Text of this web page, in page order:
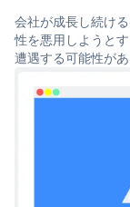
会社が成長し続け
性を悪用しようと
遭遇する可能性があ